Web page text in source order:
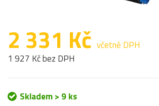
2 331 Kč včetně DPH
1 927 Kč bez DPH
Skladem > 9 ks